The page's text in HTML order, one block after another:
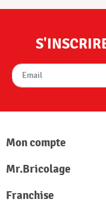
Mon compte
Mr.Bricolage
Franchise